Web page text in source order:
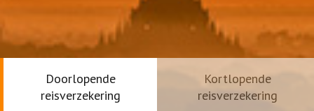
Doorlopende
reisverzekering
Kortlopende
reisverzekering